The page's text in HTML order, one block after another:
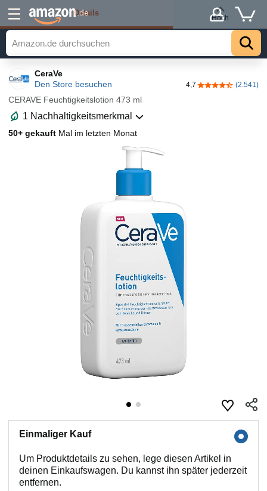
.de
CeraVe
Den Store besuchen
4,7 4,7 von 5(2.541)
CERAVE Feuchtigkeitslotion 473 ml
1 Nachhaltigkeitsmerkmal
50+ gekauft Mal im letzten Monat
Einmaliger Kauf
Um Produktdetails zu sehen, lege diesen Artikel in
deinen Einkaufswagen. Du kannst ihn später jederzeit
entfernen.
Details
Hoch